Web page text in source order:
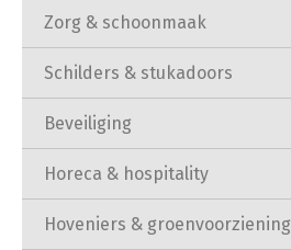
Zorg & schoonmaak
Schilders & stukadoors
Beveiliging
Horeca & hospitality
Hoveniers & groenvoorziening